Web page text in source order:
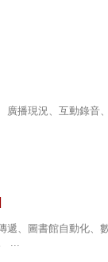
廣播現況、互動錄音
遞、圖書館自動化、
...